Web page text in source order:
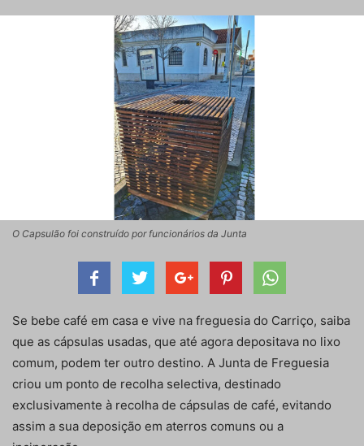
O Capsulão foi construído por funcionários da Junta
Se bebe café em casa e vive na freguesia do Carriço, saiba
que as cápsulas usadas, que até agora depositava no lixo
comum, podem ter outro destino. A Junta de Freguesia
criou um ponto de recolha selectiva, destinado
exclusivamente à recolha de cápsulas de café, evitando
assim a sua deposição em aterros comuns ou a